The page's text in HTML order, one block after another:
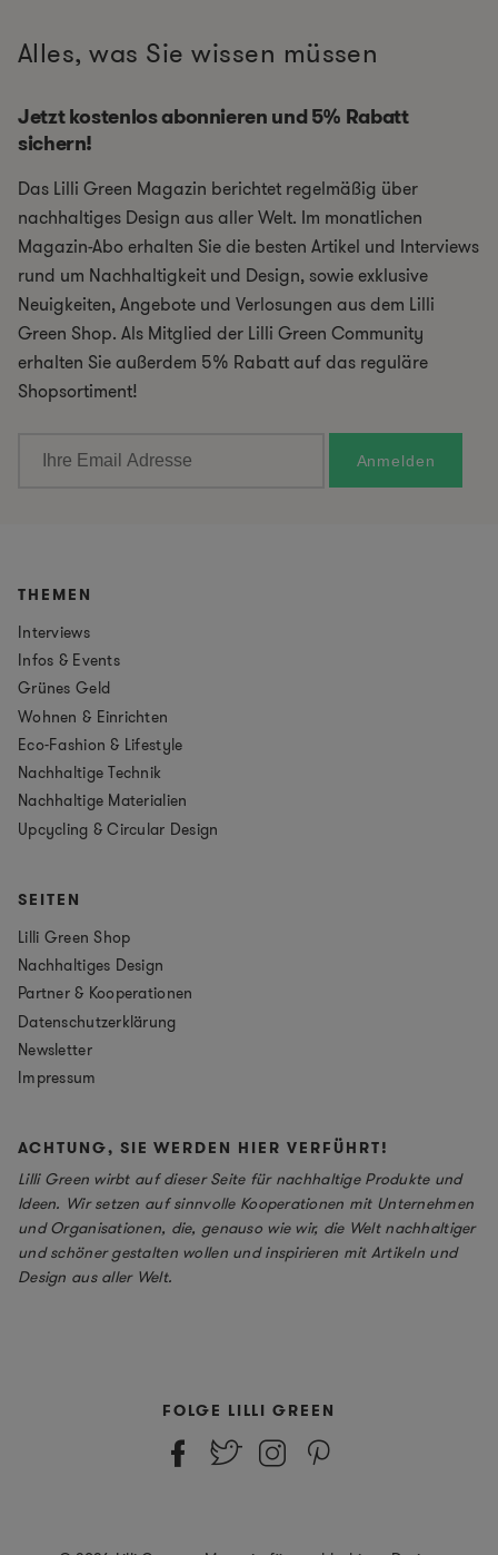
Alles, was Sie wissen müssen
Jetzt kostenlos abonnieren und 5% Rabatt
sichern!
Das Lilli Green Magazin berichtet regelmäßig über
nachhaltiges Design aus aller Welt. Im monatlichen
Magazin-Abo erhalten Sie die besten Artikel und Interviews
rund um Nachhaltigkeit und Design, sowie exklusive
Neuigkeiten, Angebote und Verlosungen aus dem Lilli
Green Shop. Als Mitglied der Lilli Green Community
erhalten Sie außerdem 5% Rabatt auf das reguläre
Shopsortiment!
THEMEN
Interviews
Infos & Events
Grünes Geld
Wohnen & Einrichten
Eco-Fashion & Lifestyle
Nachhaltige Technik
Nachhaltige Materialien
Upcycling & Circular Design
SEITEN
Lilli Green Shop
Nachhaltiges Design
Partner & Kooperationen
Datenschutzerklärung
Newsletter
Impressum
ACHTUNG, SIE WERDEN HIER VERFÜHRT!
Lilli Green wirbt auf dieser Seite für nachhaltige Produkte und
Ideen. Wir setzen auf sinnvolle Kooperationen mit Unternehmen
und Organisationen, die, genauso wie wir, die Welt nachhaltiger
und schöner gestalten wollen und inspirieren mit Artikeln und
Design aus aller Welt.
FOLGE LILLI GREEN